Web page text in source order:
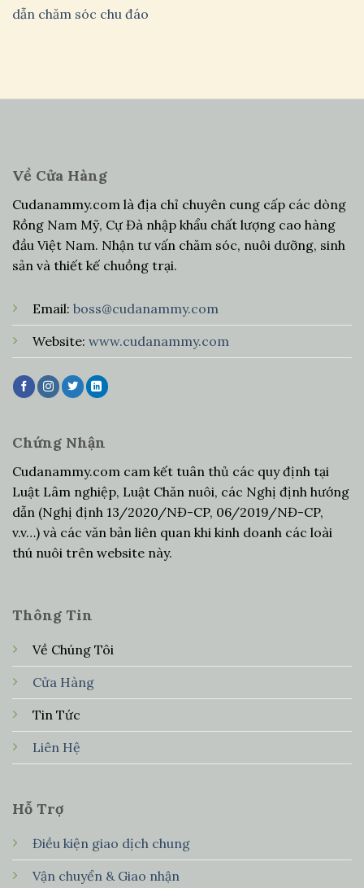
dẫn chăm sóc chu đáo
Về Cửa Hàng
Cudanammy.com là địa chỉ chuyên cung cấp các dòng
Rồng Nam Mỹ, Cự Đà nhập khẩu chất lượng cao hàng
đầu Việt Nam. Nhận tư vấn chăm sóc, nuôi dưỡng, sinh
sản và thiết kế chuồng trại.
Email: boss@cudanammy.com
Website: www.cudanammy.com
Thông Tin
Về Chúng Tôi
Cửa Hàng
Tin Tức
Liên Hệ
Hỗ Trợ
Điều kiện giao dịch chung
Vận chuyển & Giao nhận
Chứng Nhận
Cudanammy.com cam kết tuân thủ các quy định tại
Luật Lâm nghiệp, Luật Chăn nuôi, các Nghị định hướng
dẫn (Nghị định 13/2020/NĐ-CP, 06/2019/NĐ-CP,
v.v…) và các văn bản liên quan khi kinh doanh các loài
thú nuôi trên website này.